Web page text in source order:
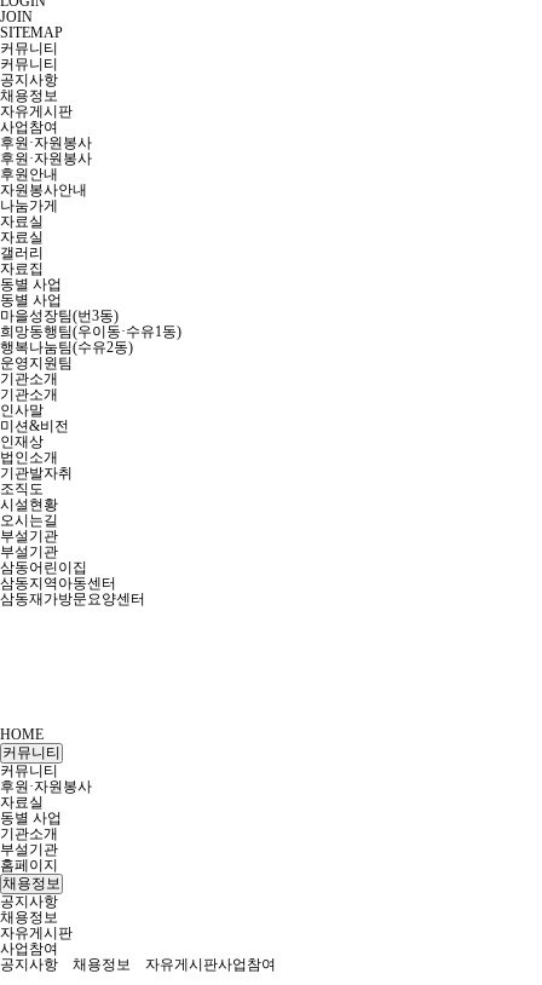
JOIN
SITEMAP
커뮤니티
커뮤니티
공지사항
채용정보
자유게시판
사업참여
후원·자원봉사
후원·자원봉사
후원안내
자원봉사안내
나눔가게
자료실
자료실
갤러리
자료집
동별 사업
동별 사업
마을성장팀(번3동)
희망동행팀(우이동·수유1동)
행복나눔팀(수유2동)
운영지원팀
기관소개
기관소개
인사말
미션&비전
인재상
법인소개
기관발자취
조직도
시설현황
오시는길
부설기관
부설기관
삼동어린이집
삼동지역아동센터
삼동재가방문요양센터
HOME
커뮤니티
커뮤니티
후원·자원봉사
자료실
동별 사업
기관소개
부설기관
홈페이지
채용정보
공지사항
채용정보
자유게시판
사업참여
공지사항
채용정보 자유게시판사업참여